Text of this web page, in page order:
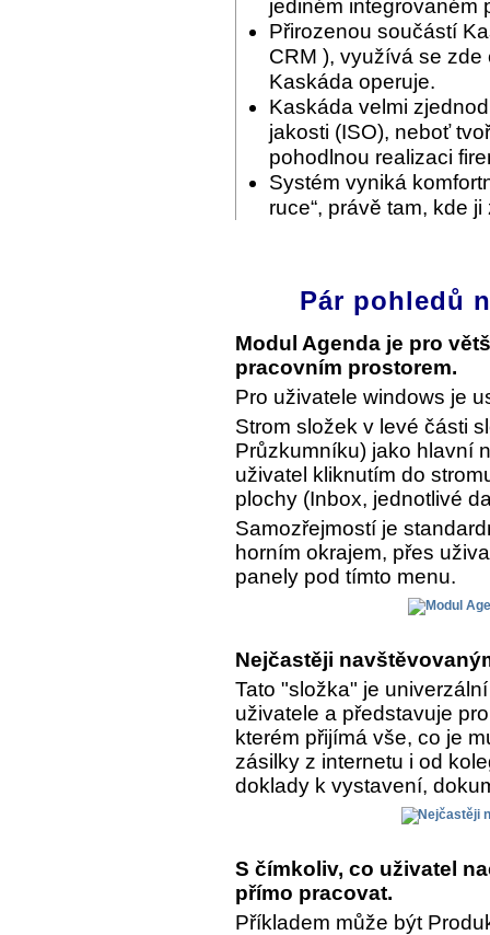
jediném integrovaném
Přirozenou součástí
CRM ), využívá se
Kaskáda operuje.
Kaskáda velmi
jakosti (ISO), neboť
pohodlnou realizaci
Systém vyniká
ruce“, právě tam, kde
Pár pohledů
Modul Agenda je pro
pracovním prostorem.
Pro uživatele windows je
Strom složek v levé části
Průzkumníku) jako hlavní
uživatel kliknutím do
plochy (Inbox, jednotlivé
Samozřejmostí je
horním okrajem, přes
panely pod tímto menu.
Nejčastěji
Tato "složka" je
uživatele a představuje
kterém přijímá vše, co je
zásilky z internetu i od
doklady k vystavení,
S čímkoliv, co uživatel
přímo pracovat.
Příkladem může být